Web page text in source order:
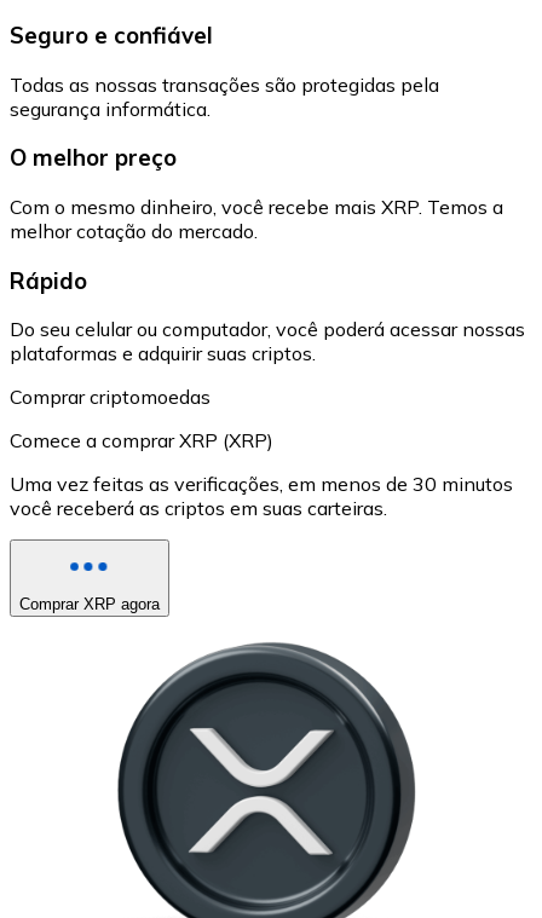
Seguro e confiável
Todas as nossas transações são protegidas pela
segurança informática.
O melhor preço
Com o mesmo dinheiro, você recebe mais XRP. Temos a
melhor cotação do mercado.
Rápido
Do seu celular ou computador, você poderá acessar nossas
plataformas e adquirir suas criptos.
Comprar criptomoedas
Comece a comprar XRP (XRP)
Uma vez feitas as verificações, em menos de 30 minutos
você receberá as criptos em suas carteiras.
Comprar XRP agora